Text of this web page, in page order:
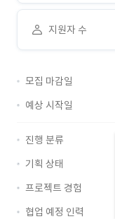
지원자 수
모집 마감일
예상 시작일
진행 분류
기획 상태
프로젝트 경험
협업 예정 인력